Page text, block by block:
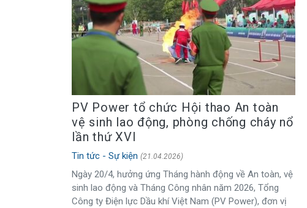
PV Power tổ chức Hội thao An toàn
vệ sinh lao động, phòng chống cháy nổ
lần thứ XVI
Tin tức - Sự kiện (21.04.2026)
Ngày 20/4, hưởng ứng Tháng hành động về An toàn, vệ
sinh lao động và Tháng Công nhân năm 2026, Tổng
Công ty Điện lực Dầu khí Việt Nam (PV Power), đơn vị